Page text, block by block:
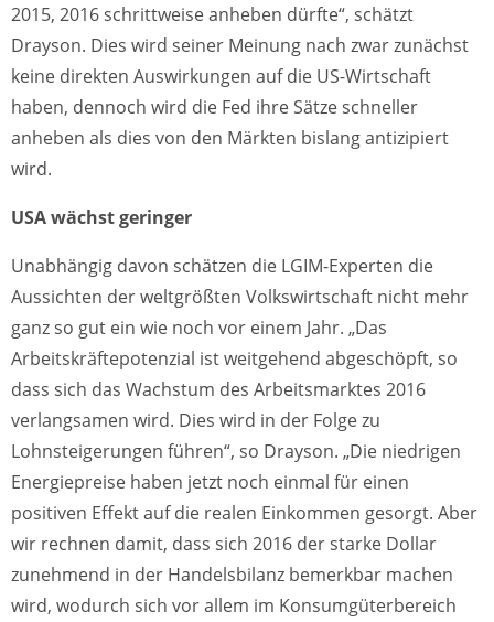
2015, 2016 schrittweise anheben dürfte“, schätzt
Drayson. Dies wird seiner Meinung nach zwar zunächst
keine direkten Auswirkungen auf die US-Wirtschaft
haben, dennoch wird die Fed ihre Sätze schneller
anheben als dies von den Märkten bislang antizipiert
wird.
USA wächst geringer
Unabhängig davon schätzen die LGIM-Experten die
Aussichten der weltgrößten Volkswirtschaft nicht mehr
ganz so gut ein wie noch vor einem Jahr. „Das
Arbeitskräftepotenzial ist weitgehend abgeschöpft, so
dass sich das Wachstum des Arbeitsmarktes 2016
verlangsamen wird. Dies wird in der Folge zu
Lohnsteigerungen führen“, so Drayson. „Die niedrigen
Energiepreise haben jetzt noch einmal für einen
positiven Effekt auf die realen Einkommen gesorgt. Aber
wir rechnen damit, dass sich 2016 der starke Dollar
zunehmend in der Handelsbilanz bemerkbar machen
wird, wodurch sich vor allem im Konsumgüterbereich